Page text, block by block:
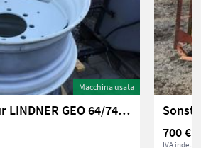
Macchina usata
Sonstige Felgen für LINDNER GEO 64/74/84/94
700 €
IVA